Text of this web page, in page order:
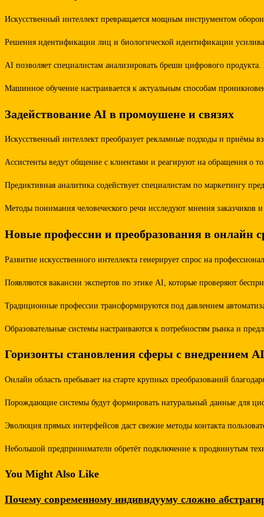
Искусственный интеллект превращается мощным инструментом
Решения идентификации лиц и биологической идентификации
AI позволяет специалистам анализировать бреши цифрового
Машинное обучение настраивается к актуальным способам
Задействование AI в промоушене и связях
Искусственный интеллект преобразует рекламные подходы и приёмы
Ассистенты ведут общение с клиентами и реагируют на обращения о
Предиктивная аналитика содействует специалистам по маркетингу
Методы понимания человеческого речи исследуют мнения заказчиков
Новые профессии и преобразования в онлайн
Развитие искусственного интеллекта генерирует спрос на
Появляются вакансии экспертов по этике AI, которые проверяют
Традиционные профессии трансформируются под давлением
Образовательные системы настраиваются к потребностям рынка и
Горизонты становления сферы с внедрением AI
Онлайн область пребывает на старте крупных преобразований
Порождающие системы будут формировать натуральный данные для
Эволюция прямых интерфейсов даст свежие методы контакта
Небольшой предприниматели обретёт подключение к продвинутым
You Might Also Like
Почему современному индивидууму сложно